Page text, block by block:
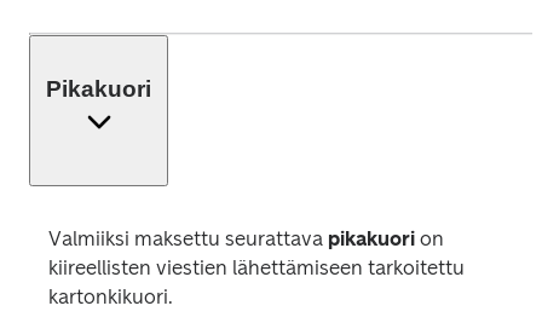
Pikakuori
Valmiiksi maksettu seurattava pikakuori on
kiireellisten viestien lähettämiseen tarkoitettu
kartonkikuori.